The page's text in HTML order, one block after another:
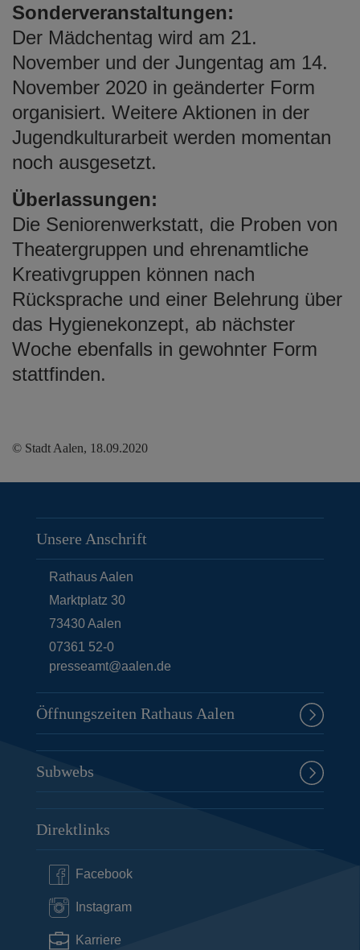
Sonderveranstaltungen:
Der Mädchentag wird am 21.
November und der Jungentag am 14.
November 2020 in geänderter Form
organisiert. Weitere Aktionen in der
Jugendkulturarbeit werden momentan
noch ausgesetzt.
Überlassungen:
Die Seniorenwerkstatt, die Proben von
Theatergruppen und ehrenamtliche
Kreativgruppen können nach
Rücksprache und einer Belehrung über
das Hygienekonzept, ab nächster
Woche ebenfalls in gewohnter Form
stattfinden.
© Stadt Aalen, 18.09.2020
Unsere Anschrift
Rathaus Aalen
Marktplatz 30
73430Aalen
07361 52-0
presseamt@aalen.de
Öffnungszeiten Rathaus Aalen
Subwebs
Direktlinks
Facebook
Instagram
Karriere